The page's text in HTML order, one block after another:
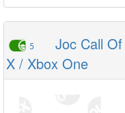
5
Joc Call
X / Xbox One